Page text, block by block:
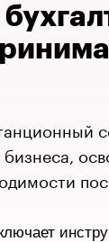
бизнеса,